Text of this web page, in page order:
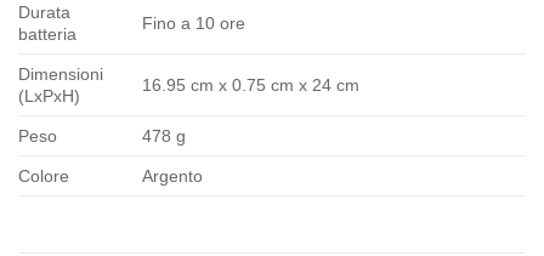
Durata
batteria
Fino a 10 ore
Dimensioni
(LxPxH)
16.95 cm x 0.75 cm x 24 cm
Peso 478 g
Colore Argento